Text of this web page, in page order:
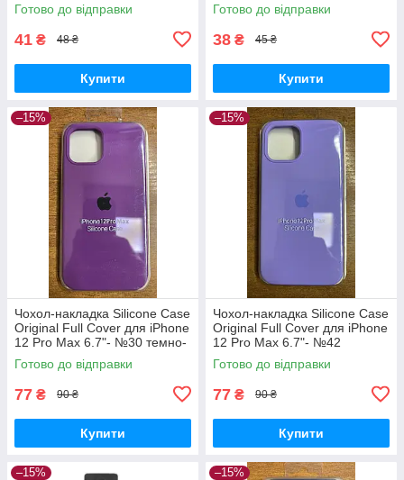
Готово до відправки
41 ₴ 48 ₴
Купити
Готово до відправки
38 ₴ 45 ₴
Купити
–15%
Чохол-накладка Silicone Case
Original Full Cover для iPhone
12 Pro Max 6.7"- №30 темно-
фіолетовий
Готово до відправки
77 ₴ 90 ₴
Купити
–15%
Чохол-накладка Silicone Case
Original Full Cover для iPhone
12 Pro Max 6.7"- №42
бузковий
Готово до відправки
77 ₴ 90 ₴
Купити
–15% –15%